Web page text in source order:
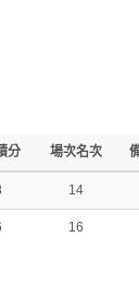
分 場次名次
14
16